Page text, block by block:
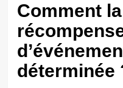
Comment
déterminée